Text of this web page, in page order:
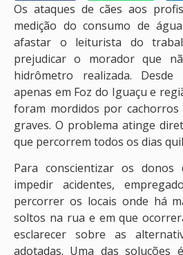
Os ataques de cães aos
medição do consumo de
afastar o leiturista do
prejudicar o morador que
hidrômetro realizada.
apenas em Foz do Iguaçu e
foram mordidos por
graves. O problema atinge
que percorrem todos os dias
Para conscientizar os
impedir acidentes,
percorrer os locais onde há
soltos na rua e em que
esclarecer sobre as
adotadas. Uma das soluções